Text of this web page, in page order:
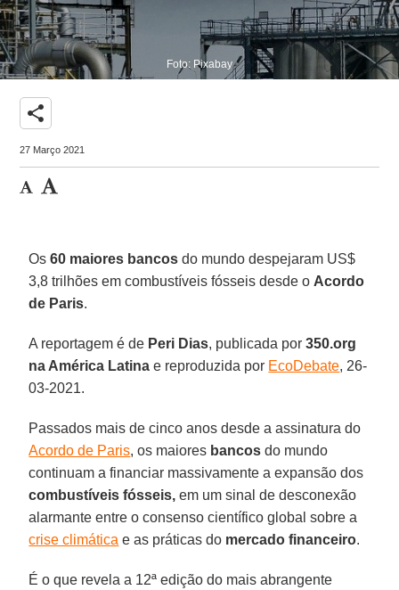
Foto: Pixabay
share
27 Março 2021
Os60 maiores bancos do mundo despejaram US$
3,8 trilhões em combustíveis fósseis desde o Acordo
de Paris.
A reportagem é de Peri Dias, publicada por350.org
na América Latina e reproduzida por EcoDebate, 26-
03-2021.
Passados mais de cinco anos desde a assinatura do
Acordo de Paris, os maiores bancos do mundo
continuam a financiar massivamente a expansão dos
combustíveis fósseis, em um sinal de desconexão
alarmante entre o consenso científico global sobre a
crise climática e as práticas do mercado financeiro.
É o que revela a 12ª edição do mais abrangente